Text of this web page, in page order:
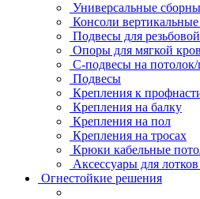
Универсальные
Консоли
Подвесы для
Опоры для мягкой
С-подвесы на
Подвесы
Крепления к
Крепления на балку
Крепления на пол
Крепления на тросах
Крюки кабельные
Аксессуары для
Огнестойкие решения